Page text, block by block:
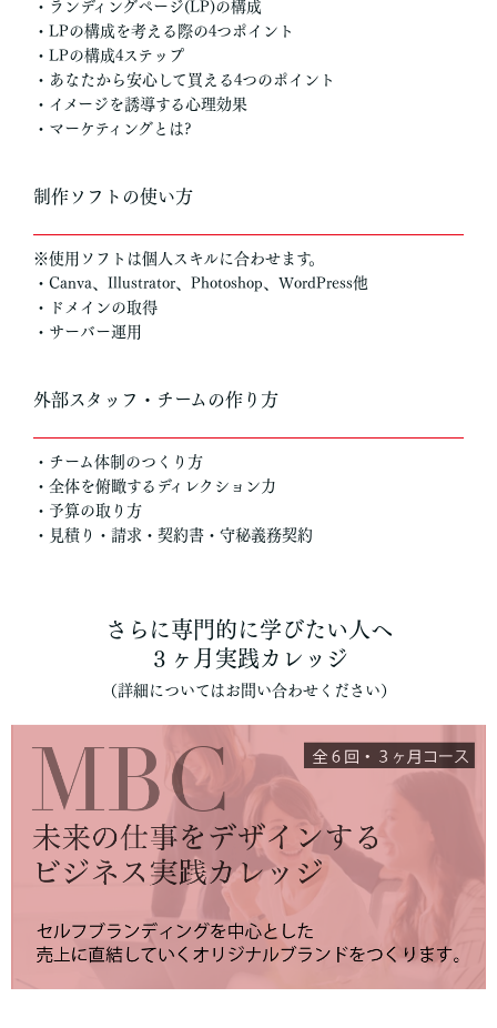
・ランディングページ(LP)の構成
・LPの構成を考える際の4つポイント
・LPの構成4ステップ
・あなたから安心して買える4つのポイント
・イメージを誘導する心理効果
・マーケティングとは?
制作ソフトの使い方
※使用ソフトは個人スキルに合わせます。
・Canva、Illustrator、Photoshop、WordPress他
・ドメインの取得
・サーバー運用
外部スタッフ・チームの作り方
・チーム体制のつくり方
・全体を俯瞰するディレクション力
・予算の取り方
・見積り・請求・契約書・守秘義務契約
さらに専門的に学びたい人へ
３ヶ月実践カレッジ
（詳細についてはお問い合わせください）